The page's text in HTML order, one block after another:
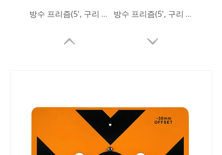
방수 프리즘(5', 구리 코팅) 방수 프리즘(5', 구리 코팅)